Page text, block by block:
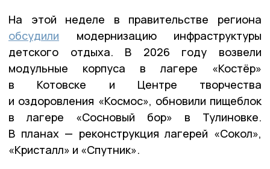
На этой неделе в правительстве региона
обсудили модернизацию инфраструктуры
детского отдыха. В 2026 году возвели
модульные корпуса в лагере «Костёр»
в Котовске и Центре творчества
и оздоровления «Космос», обновили пищеблок
в лагере «Сосновый бор» в Тулиновке.
В планах — реконструкция лагерей «Сокол»,
«Кристалл» и «Спутник».